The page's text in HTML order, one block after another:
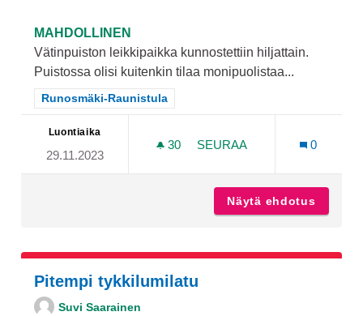
MAHDOLLINEN
Vätinpuiston leikkipaikka kunnostettiin hiljattain.
Puistossa olisi kuitenkin tilaa monipuolistaa...
Rajaa tulokset teeman mukaan: Runosmäki-Raunistula
Runosmäki-Raunistula
Luontiaika
29.11.2023
30 30 SEURAAJAA
SEURAA
0
Näytä ehdotus
Pitempi tykkilumilatu
Suvi Saarainen